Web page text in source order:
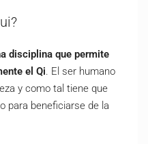
disciplina que permite
el Qi. El ser humano
y como tal tiene que
para beneficiarse de la